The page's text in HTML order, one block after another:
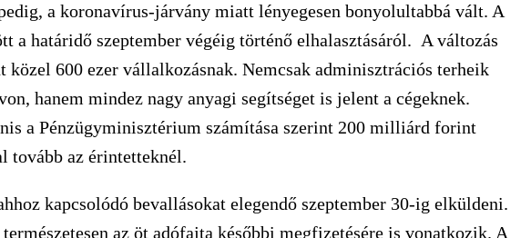
a koronavírus-járvány miatt lényegesen bonyolultabbá vált. A
a határidő szeptember végéig történő elhalasztásáról. A változás
közel 600 ezer vállalkozásnak. Nemcsak adminisztrációs terheik
hanem mindez nagy anyagi segítséget is jelent a cégeknek.
a Pénzügyminisztérium számítása szerint 200 milliárd forint
tovább az érintetteknél.
kapcsolódó bevallásokat elegendő szeptember 30-ig elküldeni.
az öt adófajta későbbi megfizetésére is vonatkozik. A